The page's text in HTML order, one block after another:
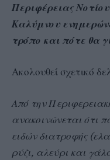
Περιφέρειας
Καλύμνου
τρόπο και πότε θα
Ακολουθεί σχετικό
Από την
ανακοινώνεται ότι
ειδών διατροφής
ρύζι, αλεύρι και